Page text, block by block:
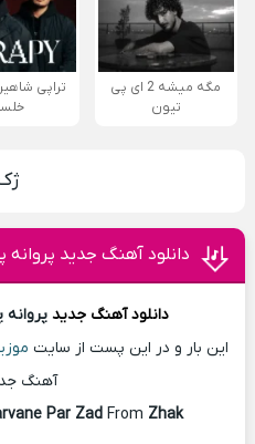
مگه میشه 2 ای پی
تیون
تراپی
دانلود آهنگ جدید پروانه
دانلود آهنگ جدید پروانه
این بار و در این پست از سایت
آهنگ
Par ZadFrom Zhak